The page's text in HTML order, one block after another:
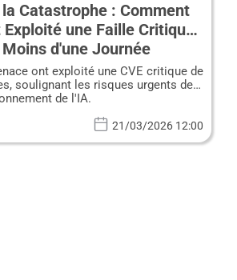
Catastrophe : Comment
une Faille Critique
d'une Journée
ont exploité une CVE critique de
soulignant les risques urgents de
de l'IA.
21/03/2026 12:00